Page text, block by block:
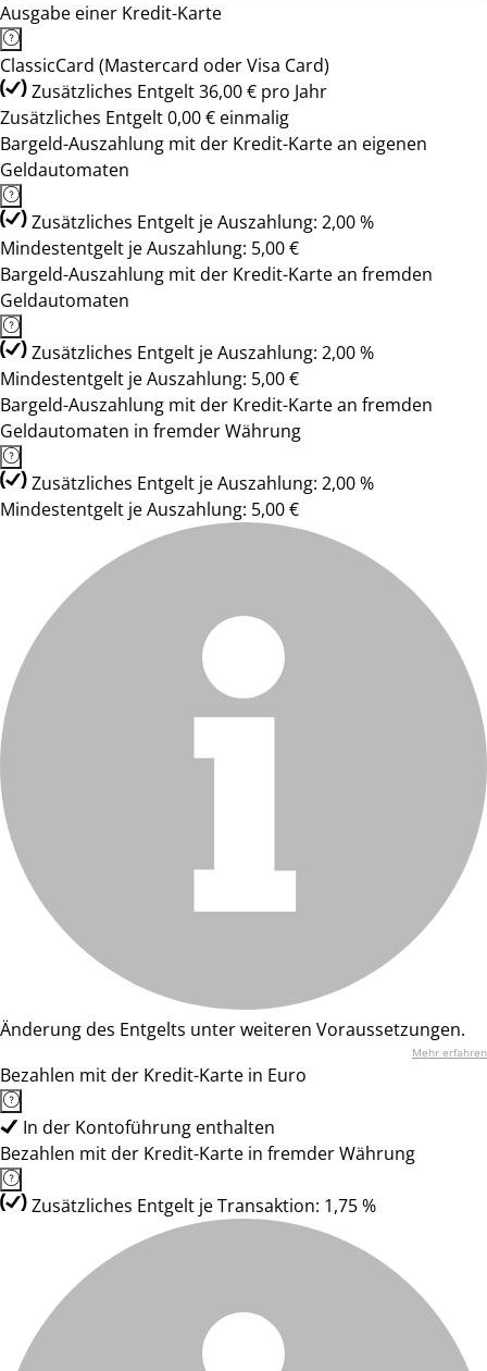
Ausgabe einer Kredit-Karte
ClassicCard (Mastercard oder Visa Card)
Zusätzliches Entgelt 36,00 € pro Jahr
Zusätzliches Entgelt 0,00 € einmalig
Bargeld-Auszahlung mit der Kredit-Karte an eigenen
Geldautomaten
Zusätzliches Entgelt je Auszahlung: 2,00 %
Mindestentgelt je Auszahlung: 5,00 €
Bargeld-Auszahlung mit der Kredit-Karte an fremden
Geldautomaten
Zusätzliches Entgelt je Auszahlung: 2,00 %
Mindestentgelt je Auszahlung: 5,00 €
Bargeld-Auszahlung mit der Kredit-Karte an fremden
Geldautomaten in fremder Währung
Zusätzliches Entgelt je Auszahlung: 2,00 %
Mindestentgelt je Auszahlung: 5,00 €
Änderung des Entgelts unter weiteren Voraussetzungen.
Mehr erfahren
Bezahlen mit der Kredit-Karte in Euro
In der Kontoführung enthalten
Bezahlen mit der Kredit-Karte in fremder Währung
Zusätzliches Entgelt je Transaktion: 1,75 %